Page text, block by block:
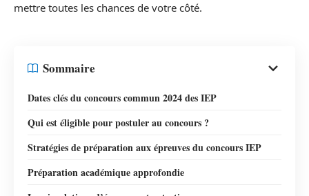
mettre toutes les chances de votre côté.
Sommaire
Dates clés du concours commun 2024 des IEP
Qui est éligible pour postuler au concours ?
Stratégies de préparation aux épreuves du concours IEP
Préparation académique approfondie